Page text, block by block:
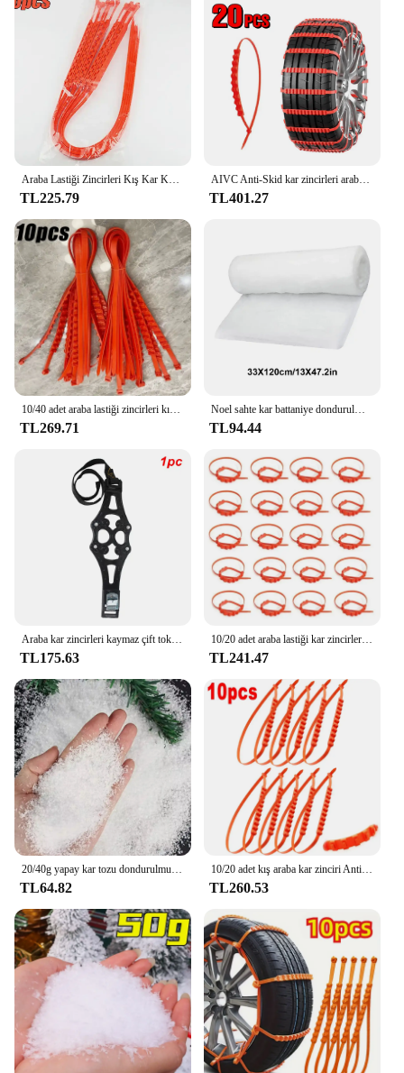
Araba Lastiği Zincirleri Kış Kar Kaymaz Lastik Kablo Bağları Otomatik Açık Kar Lastiği Lastik Anti Patinaj Zinciri Acil Durum Aksesuarları
TL225.79
AIVC Anti-Skid kar zincirleri araba motosikletler için kış ve kötü arazi tekerlekler kaymaz acil evrensel lokavt eserdir
TL401.27
10/40 adet araba lastiği zincirleri kış kar kaymaz lastik kablo bağları otomatik açık kar lastiği lastik Anti patinaj zinciri acil durum aksesuarları
TL269.71
Noel sahte kar battaniye dondurulmuş parti beyaz kar kabarık Fiber doldurma sahte kar pamuklu battaniye ev noel dekorasyon
TL94.44
Araba kar zincirleri kaymaz çift toka TPU zincirler çamur buz karayolu güvenliği lastik kar yapış skid tekerlek zincirleri otomotiv aksesuarları
TL175.63
10/20 adet araba lastiği kar zincirleri kaymaz kış açık araba lastiği tekerlek zinciri acil çift oluklar kaymaz araba aksesuarları
TL241.47
20/40g yapay kar tozu dondurulmuş parti kar kraliçe noel partisi süslemeleri kabarık sahte kar taneleri kış süslemeleri 1mm
TL64.82
10/20 adet kış araba kar zinciri Antiskid araba motosiklet açık kar lastiği acil Anti-Skid lastik zincirleri oto aksesuarları
TL260.53